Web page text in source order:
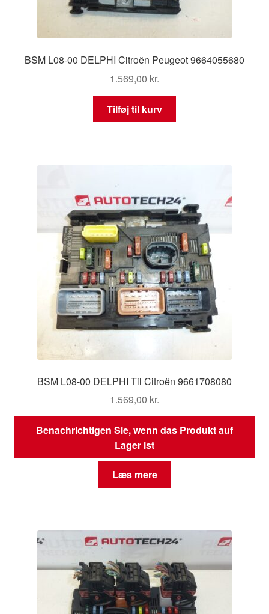
BSM L08-00 DELPHI Citroën Peugeot 9664055680
1.569,00 kr.
Tilføj til kurv
BSM L08-00 DELPHI Til Citroën 9661708080
1.569,00 kr.
Benachrichtigen Sie, wenn das Produkt auf
Lager ist
Læs mere